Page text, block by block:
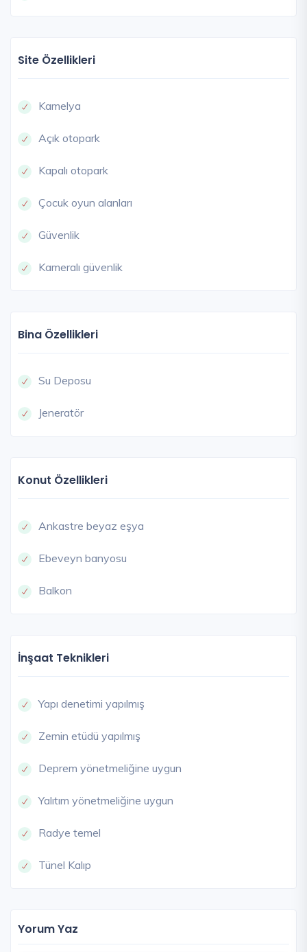
Site Özellikleri
Kamelya
Açık otopark
Kapalı otopark
Çocuk oyun alanları
Güvenlik
Kameralı güvenlik
Bina Özellikleri
Su Deposu
Jeneratör
Konut Özellikleri
Ankastre beyaz eşya
Ebeveyn banyosu
Balkon
İnşaat Teknikleri
Yapı denetimi yapılmış
Zemin etüdü yapılmış
Deprem yönetmeliğine uygun
Yalıtım yönetmeliğine uygun
Radye temel
Tünel Kalıp
Yorum Yaz